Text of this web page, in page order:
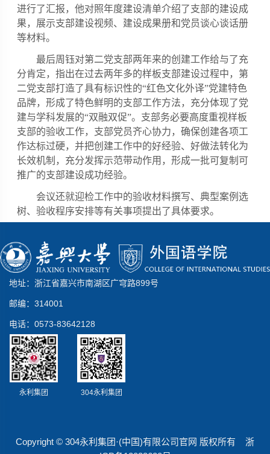
进行了汇报，他对照年度建设清单介绍了支部的建设成
果，展示支部建设视频、建设成果册和党员谈心谈话册
等材料。
最后周钰对第二党支部两年来的创建工作给与了充
分肯定，指出在过去两年多的样板支部建设过程中，第
二党支部打造了具有标识性的“红色文化外译”党建特色
品牌，形成了特色鲜明的支部工作方法，充分体现了党
建与学科发展的“双融双促”。支部务必要高度重视样板
支部的验收工作，支部党员齐心协力，确保创建各项工
作达标过硬，并把创建工作中的好经验、好做法转化为
长效机制，充分发挥示范带动作用，形成一批可复制可
推广的支部建设成功经验。
会议还就迎检工作中的验收材料撰写、典型案例选
树、验收程序安排等有关事项提出了具体要求。
地址：浙江省嘉兴市南湖区广穹路899号
邮编：314001
电话：0573-83642128
永利集团 304永利集团
Copyright © 304永利集团·(中国)有限公司官网 版权所有 浙